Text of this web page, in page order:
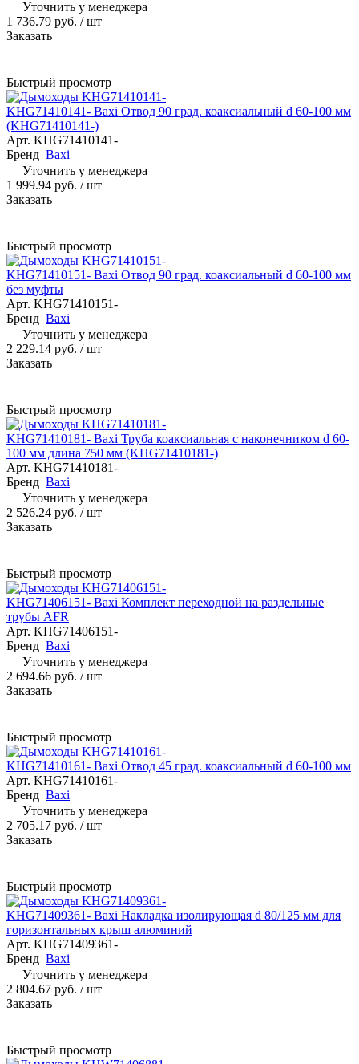
Уточнить у менеджера
1 736.79 руб. / шт
Заказать
Быстрый просмотр
KHG71410141- Baxi Отвод 90 град. коаксиальный d 60-100 мм
(KHG71410141-)
Арт. KHG71410141-
Бренд Baxi
Уточнить у менеджера
1 999.94 руб. / шт
Заказать
Быстрый просмотр
KHG71410151- Baxi Отвод 90 град. коаксиальный d 60-100 мм
без муфты
Арт. KHG71410151-
Бренд Baxi
Уточнить у менеджера
2 229.14 руб. / шт
Заказать
Быстрый просмотр
KHG71410181- Baxi Труба коаксиальная с наконечником d 60-
100 мм длина 750 мм (KHG71410181-)
Арт. KHG71410181-
Бренд Baxi
Уточнить у менеджера
2 526.24 руб. / шт
Заказать
Быстрый просмотр
KHG71406151- Baxi Комплект переходной на раздельные
трубы AFR
Арт. KHG71406151-
Бренд Baxi
Уточнить у менеджера
2 694.66 руб. / шт
Заказать
Быстрый просмотр
KHG71410161- Baxi Отвод 45 град. коаксиальный d 60-100 мм
Арт. KHG71410161-
Бренд Baxi
Уточнить у менеджера
2 705.17 руб. / шт
Заказать
Быстрый просмотр
KHG71409361- Baxi Накладка изолирующая d 80/125 мм для
горизонтальных крыш алюминий
Арт. KHG71409361-
Бренд Baxi
Уточнить у менеджера
2 804.67 руб. / шт
Заказать
Быстрый просмотр